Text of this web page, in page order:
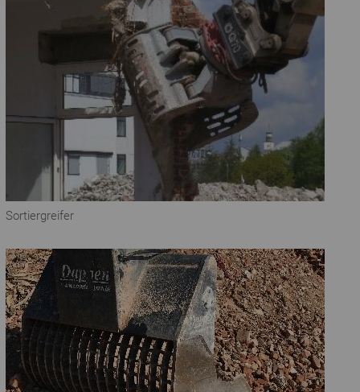
Sortiergreifer